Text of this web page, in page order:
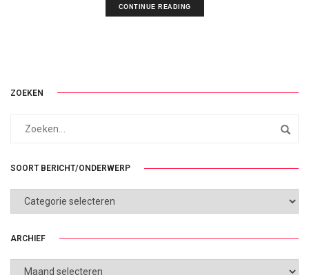
CONTINUE READING
ZOEKEN
SOORT BERICHT/ONDERWERP
SOORT
BERICHT/ONDERWERP
ARCHIEF
ARCHIEF